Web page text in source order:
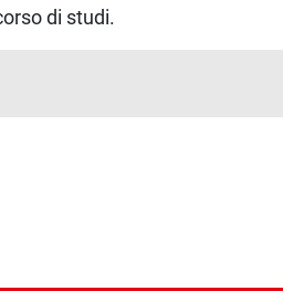
di studi.